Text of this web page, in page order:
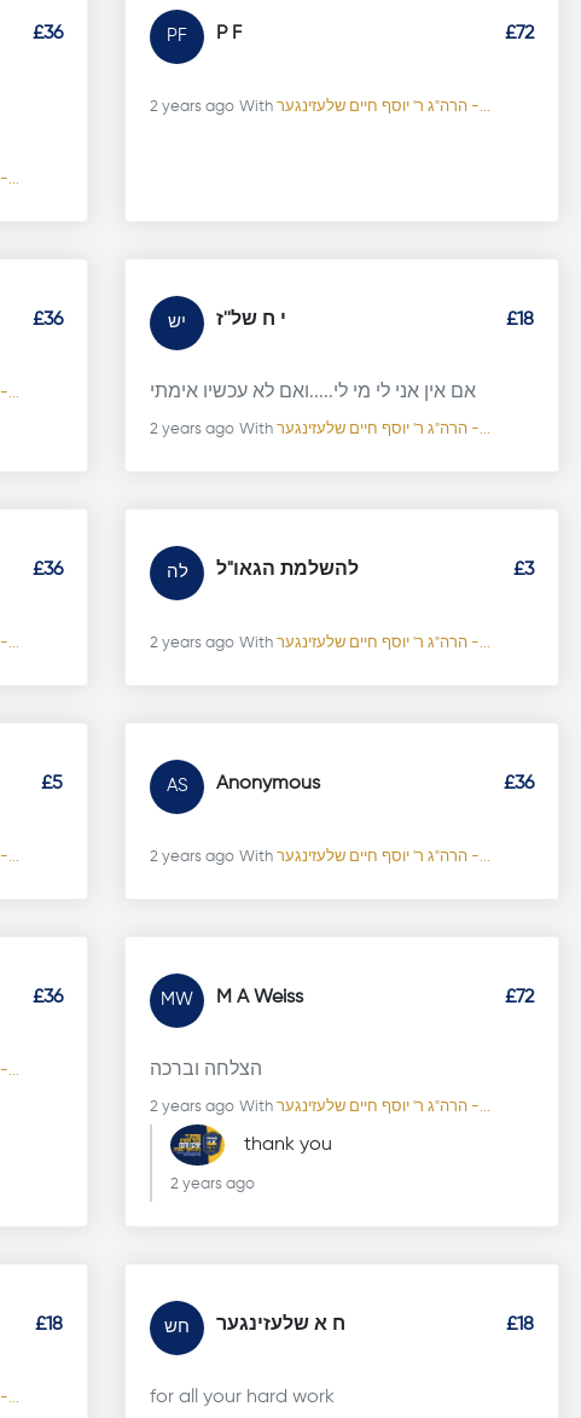
£36
הרה"ג ר' יוסף חיים שלעזינגער -...
PF P F £72
2 years ago With הרה"ג ר' יוסף חיים שלעזינגער -...
£36
הרה"ג ר' יוסף חיים שלעזינגער -...
יש י ח של''ז £18
אם אין אני לי מי לי.....ואם לא עכשיו אימתי
2 years ago With הרה"ג ר' יוסף חיים שלעזינגער -...
£36
הרה"ג ר' יוסף חיים שלעזינגער -...
לה להשלמת הגאו"ל £3
2 years ago With הרה"ג ר' יוסף חיים שלעזינגער -...
£5
הרה"ג ר' יוסף חיים שלעזינגער -...
AS Anonymous £36
2 years ago With הרה"ג ר' יוסף חיים שלעזינגער -...
£36
הרה"ג ר' יוסף חיים שלעזינגער -...
MW M A Weiss £72
הצלחה וברכה
2 years ago With הרה"ג ר' יוסף חיים שלעזינגער -...
thank you
2 years ago
£18
הרה"ג ר' יוסף חיים שלעזינגער -...
חש ח א שלעזינגער £18
for all your hard work